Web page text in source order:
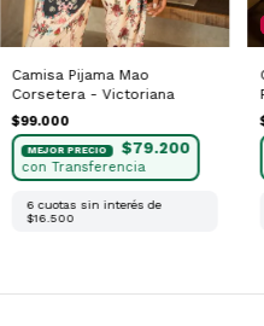
Camisa Pijama Mao
Corsetera - Victoriana
$99.000
$79.200
6 cuotas sin interés de
$16.500